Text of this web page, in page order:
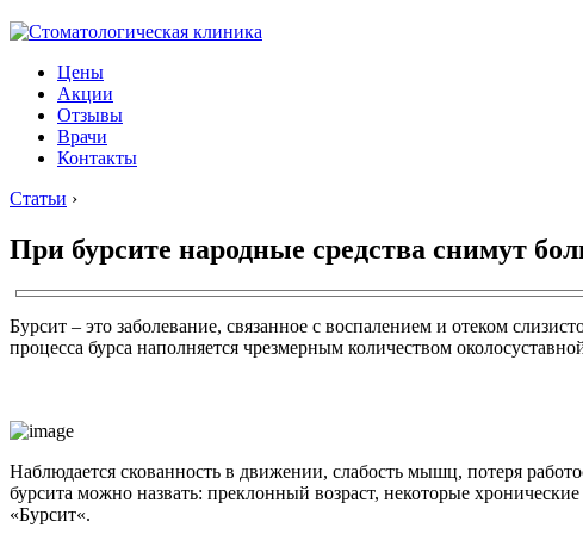
Цены
Акции
Отзывы
Врачи
Контакты
Статьи ›
При бурсите народные средства снимут
Бурсит – это заболевание, связанное с воспалением и отеком
процесса бурса наполняется чрезмерным количеством
Наблюдается скованность в движении, слабость мышц, потеря
бурсита можно назвать: преклонный возраст, некоторые
«Бурсит«.